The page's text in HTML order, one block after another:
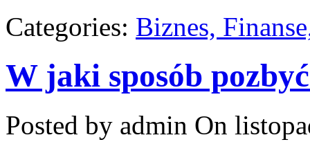
Categories: Biznes,
W jaki sposób
Posted by admin On